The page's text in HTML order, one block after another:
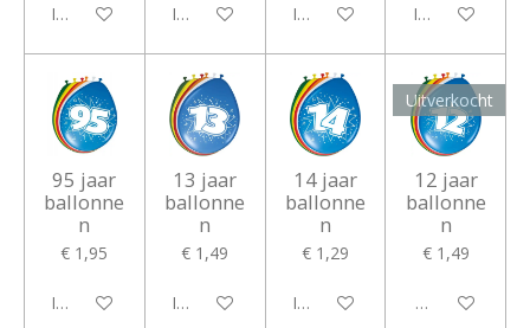
In winkelwagen In winkelwagen In winkelwagen In winkelwagen
95 jaar
ballonne
n
€ 1,95
In winkelwagen
13 jaar
ballonne
n
€ 1,49
In winkelwagen
14 jaar
ballonne
n
€ 1,29
In winkelwagen
Uitverkocht
12 jaar
ballonne
n
€ 1,49
Houd mij op